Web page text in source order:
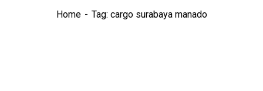
Home Tag: cargo surabaya manado